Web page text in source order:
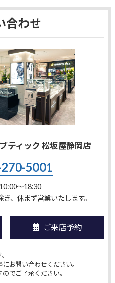
合わせ
ティック 松坂屋静岡店
5001
〜18:30
、休まず営業いたします。
ご来店予約
お問い合わせください。
でご了承ください。